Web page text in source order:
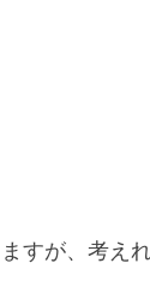
すが、考え